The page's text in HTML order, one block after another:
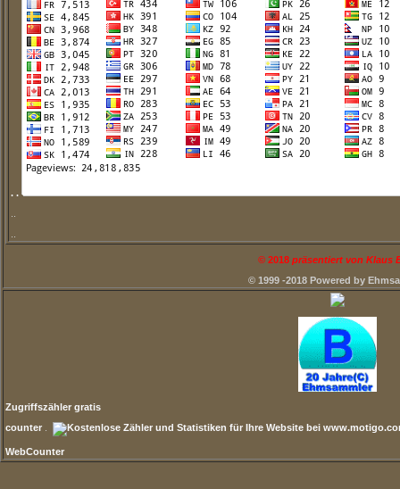
. .
© 2018 präsentiert von Klaus
© 1999 -2018 Powered by
Zugriffszähler gratis
counter
WebCounter